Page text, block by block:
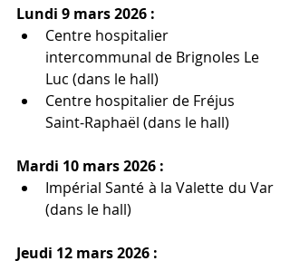
Lundi 9 mars 2026 :
Centre hospitalier
intercommunal de Brignoles Le
Luc (dans le hall)
Centre hospitalier de Fréjus
Saint-Raphaël (dans le hall)
Mardi 10 mars 2026 :
Impérial Santé à la Valette du Var
(dans le hall)
Jeudi 12 mars 2026 :